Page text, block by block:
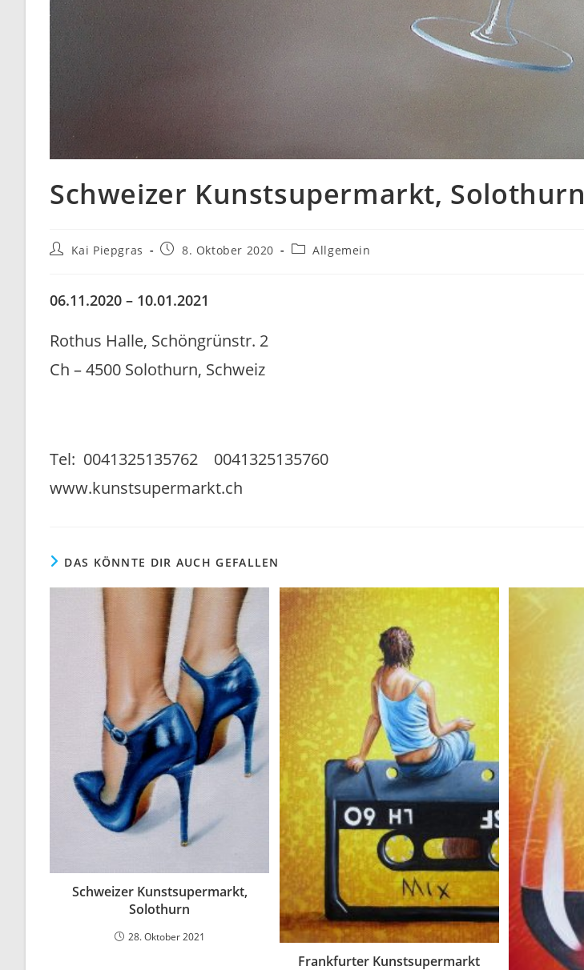
Schweizer Kunstsupermarkt, Solothurn
Beitrags-
Kai Piepgras
Beitrag8. Oktober 2020
Beitrags-
Allgemein
06.11.2020 – 10.01.2021
Rothus Halle, Schöngrünstr. 2
Ch – 4500 Solothurn, Schweiz
Tel: 0041325135762 0041325135760
www.kunstsupermarkt.ch
DAS KÖNNTE DIR AUCH GEFALLEN
Schweizer Kunstsupermarkt,
Solothurn
28. Oktober 2021
Frankfurter Kunstsupermarkt